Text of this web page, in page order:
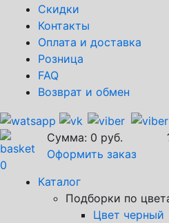
Скидки
Контакты
Оплата и доставка
Розница
FAQ
Возврат и обмен
0
Сумма: 0 руб.
Оформить заказ
Каталог
Подборки по
Цвет черный